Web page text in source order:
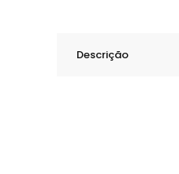
Descrição